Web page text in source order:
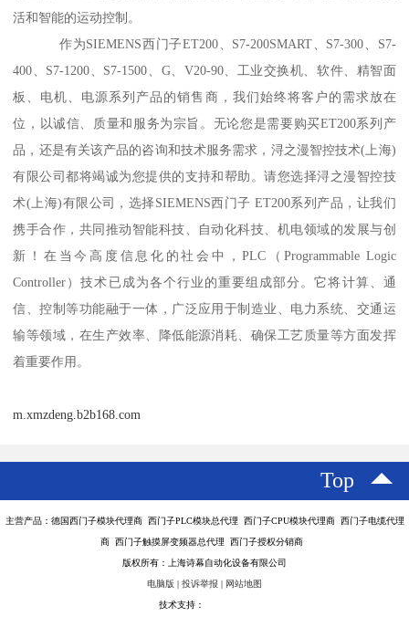
活和智能的运动控制。
作为SIEMENS西门子ET200、S7-200SMART、S7-300、S7-
400、S7-1200、S7-1500、G、V20-90、工业交换机、软件、精智面
板、电机、电源系列产品的销售商，我们始终将客户的需求放在
位，以诚信、质量和服务为宗旨。无论您是需要购买ET200系列产
品，还是有关该产品的咨询和技术服务需求，浔之漫智控技术(上海)
有限公司都将竭诚为您提供的支持和帮助。请您选择浔之漫智控技
术(上海)有限公司，选择SIEMENS西门子 ET200系列产品，让我们
携手合作，共同推动智能科技、自动化科技、机电领域的发展与创
新！在当今高度信息化的社会中，PLC（Programmable Logic
Controller）技术已成为各个行业的重要组成部分。它将计算、通
信、控制等功能融于一体，广泛应用于制造业、电力系统、交通运
输等领域，在生产效率、降低能源消耗、确保工艺质量等方面发挥
着重要作用。
m.xmzdeng.b2b168.com
Top
主营产品：德国西门子模块代理商 西门子PLC模块总代理 西门子CPU模块代理商 西门子电缆代理
商 西门子触摸屏变频器总代理 西门子授权分销商
版权所有：上海诗幕自动化设备有限公司
电脑版 | 投诉举报 | 网站地图
技术支持：